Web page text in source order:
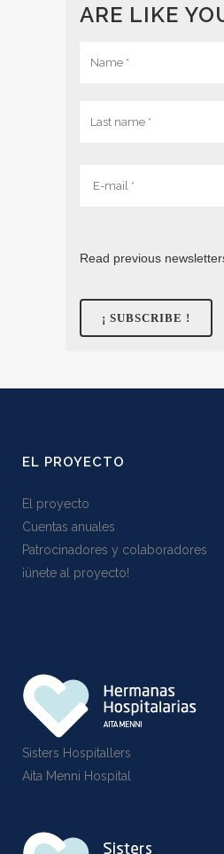
ARE LIKE
Read previous
EL PROYECTO
El proyecto
Cuentas anuales
Patrocinadores y colaboradores
¡ünete al proyecto!
Sisters Hospitallers
Aita Menni Hospital